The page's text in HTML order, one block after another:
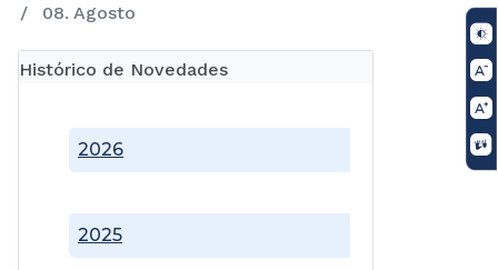
08. Agosto
Histórico de Novedades
2025
2026